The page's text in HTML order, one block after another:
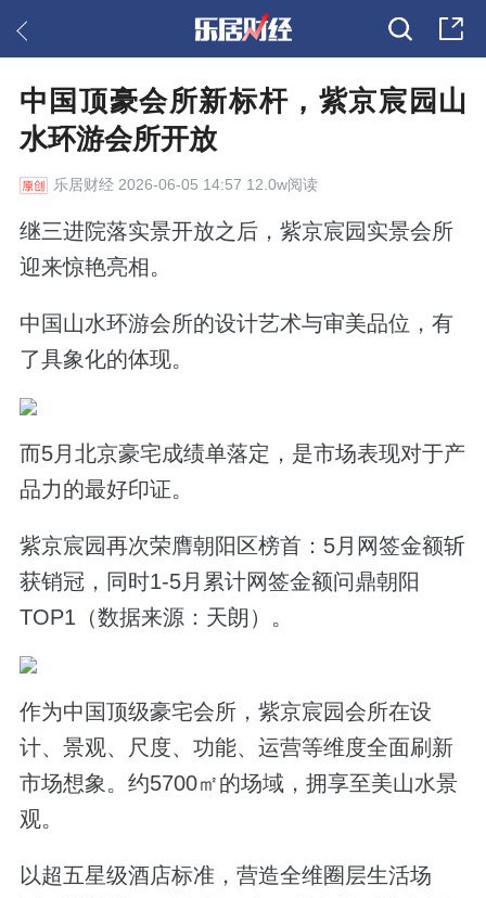
中国顶豪会所新标杆，紫京宸园山
水环游会所开放
乐居财经2026-06-05 14:57 12.0w阅读
继三进院落实景开放之后，紫京宸园实景会所
迎来惊艳亮相。
中国山水环游会所的设计艺术与审美品位，有
了具象化的体现。
而5月北京豪宅成绩单落定，是市场表现对于产
品力的最好印证。
紫京宸园再次荣膺朝阳区榜首：5月网签金额斩
获销冠，同时1-5月累计网签金额问鼎朝阳
TOP1（数据来源：天朗）。
作为中国顶级豪宅会所，紫京宸园会所在设
计、景观、尺度、功能、运营等维度全面刷新
市场想象。约5700㎡的场域，拥享至美山水景
观。
以超五星级酒店标准，营造全维圈层生活场